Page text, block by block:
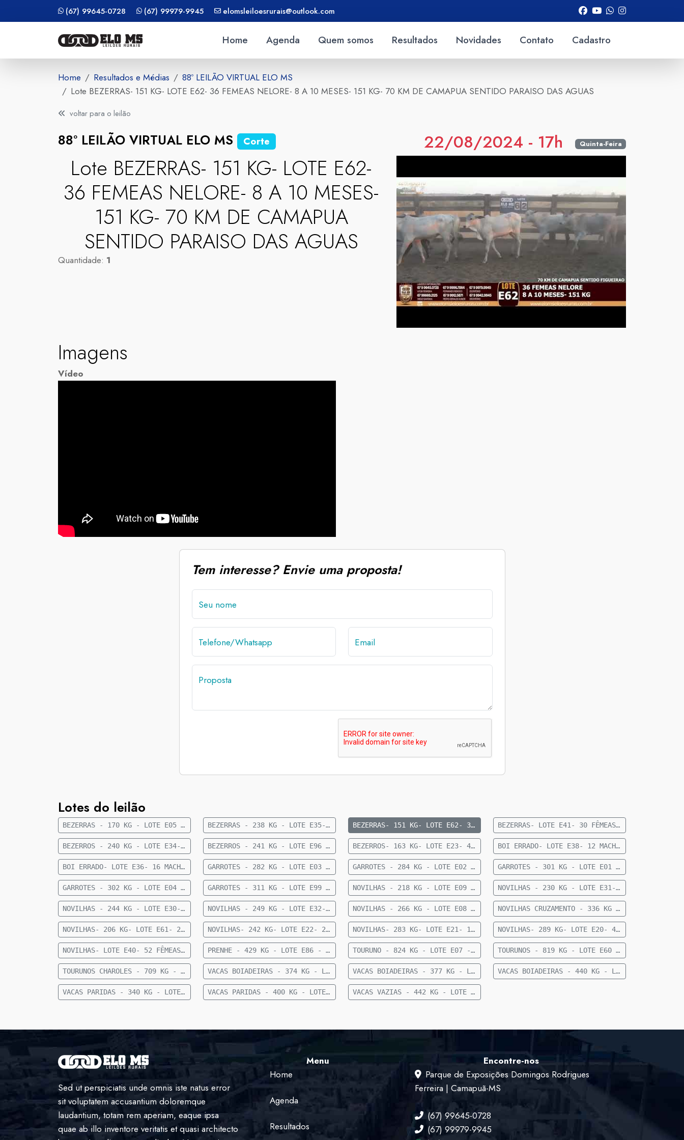
(67) 99645-0728 (67) 99979-9945 elomsleiloesrurais@outlook.com
Home Agenda Quem somos Resultados Novidades Contato Cadastro
Home Resultados e Médias
88º LEILÃO VIRTUAL ELO MS
Lote BEZERRAS- 151 KG- LOTE E62- 36 FEMEAS NELORE- 8 A 10 MESES- 151 KG- 70 KM DE CAMAPUA SENTIDO PARAISO DAS AGUAS
voltar para o leilão
88º LEILÃO VIRTUAL ELO MS Corte 22/08/2024 - 17h Quinta-Feira
Lote BEZERRAS- 151 KG- LOTE E62-
36 FEMEAS NELORE- 8 A 10 MESES-
151 KG- 70 KM DE CAMAPUA
SENTIDO PARAISO DAS AGUAS
Quantidade: 1
Imagens
Vídeo
Tem interesse? Envie uma proposta!
Seu nome
Telefone/Whatsapp Email
Proposta
Lotes do leilão
BEZERRAS - 170 KG - LOTE E05 - 41 FÊMEAS NELORE 8 A 10 MESES - 170 KG - 35 KM DE CAMAPUÃ BEZERRAS - 238 KG - LOTE E35- 24 FÊMEAS 1/2 CRUZAMENTO INDUSTRIAL 9 MESES- 238 KG- 56 KM DE FIGUEIRÃO BEZERRAS- 151 KG- LOTE E62- 36 FEMEAS NELORE- 8 A 10 MESES- 151 KG- 70 KM DE CAMAPUA SENTIDO PARAISO DAS AGUAS BEZERRAS- LOTE E41- 30 FÊMEAS NELORE 10 A 12 MESES- 192 KG- 84 KM DE CAMAPUÃ
BEZERROS - 240 KG - LOTE E34- 36 MACHOS 1/2 SANGUE CRUZAMENTO INDUSTRIAL 9 MESES- 240 KG- 56 KM DE FIGUEIRÃO BEZERROS - 241 KG - LOTE E96 - 36 MACHOS SENDO 11 ANGUS E 25 NELORE - 8 A 10 MESES - 241 KG - 77 KM DE CAMAPUÃ SENTIDO PARAÍSO DAS ÁGUAS BEZERROS- 163 KG- LOTE E23- 45 MACHOS NELORE- 8 A 10 MESES- 163 KG- 70 KM DE CAMAPUA SENTIDO PARAISO DAS AGUAS BOI ERRADO- LOTE E38- 12 MACHOS NELORE- 18 A 20 MESES- 615 KG - 27 KM DE CAMAPUÃ
BOI ERRADO- LOTE E36- 16 MACHOS NELORE- 18 A 20 MESES- 449 KG - 27 KM DE CAMAPUÃ GARROTES - 282 KG - LOTE E03 - 34 MACHOS CRUZADOS 15 MESES - 282 KG - 60 KM DE CAMAPUÃ GARROTES - 284 KG - LOTE E02 - 28 MACHOS NELORE 15 MESES - 284 KG - 60 KM DE CAMAPUÃ GARROTES - 301 KG - LOTE E01 - 64 MACHOS NELORE 15 MESES - 301 KG - 60 KM DE CAMAPUÃ
GARROTES - 302 KG - LOTE E04 - 27 MACHOS ANGUS 15 MESES - 302 KG - 60 KM DE CAMAPUÃ GARROTES - 311 KG - LOTE E99 - 37 MACHOS NELORE 15 A 20 MESES - 311 KG - 60 KM DE CAMAPUÃ NOVILHAS - 218 KG - LOTE E09 - 21 FÊMEAS ANELORADAS 12 A 15 MESES - 218 KG - 35 KM DE CAMAPUÃ NOVILHAS - 230 KG - LOTE E31- 26 FÊMEAS ANELORADAS 12 A 15 MESES- 230 KG- 73 KM DE CAMAPUÃ
NOVILHAS - 244 KG - LOTE E30- 23 FÊMEAS 1/2 CRUZAMENTO INDUSTRIAL 12 A 15 MESES- 244 KG- 73 KM DE CAMAPUÃ NOVILHAS - 249 KG - LOTE E32- 27 FÊMEAS ANELORADAS 12 A 15 MESES- 249 KG- 73 KM DE CAMAPUÃ NOVILHAS - 266 KG - LOTE E08 - 22 FÊMEAS NELORE 12 A 15 MESES - 266 KG - 43 KM DE CAMAPUÃ SENTIDO FIGUEIRÃO NOVILHAS CRUZAMENTO - 336 KG - LOTE E06 - 33 FÊMEAS MEIO SANGUE CHAROLÊS 12 A 15 MESES - 336 KG - 36KM DE CAMAPUÃ
NOVILHAS- 206 KG- LOTE E61- 22 FEMEAS NELORE- 12 A 15 MESES- 206 KG- 70 KM DE CAMAPUA SENTIDO FIGUEIRAO NOVILHAS- 242 KG- LOTE E22- 23 FEMEAS NELORE- 12 A 15 MESES- 242 KG- 70 KM DE CAMAPUA SENTIDO FIGUEIRAO NOVILHAS- 283 KG- LOTE E21- 10 FEMEAS CRUZADAS- 12 A 15 MESES- 283 KG- 70 KM DE CAMAPUA SENTIDO PARAISO DAS AGUAS NOVILHAS- 289 KG- LOTE E20- 40 FEMEAS NELORE- 18 A 24 MESES- 289 KG- 70 KM DE CAMAPUA SENTIDO FIGUEIRAO
NOVILHAS- LOTE E40- 52 FÊMEAS NELORE 15 MESES- 255 KG- 84 KM DE CAMAPUÃ PRENHE - 429 KG - LOTE E86 - 18 FÊMEAS NELORE PRENHE (TERÇO FINAL) - 429 KG - 50 KM DE CAMAPUÃ SENTIDO PARAISO DAS AGUAS TOURUNO - 824 KG - LOTE E07 - 1 TOURUNO NELORE - 824 KG - 35 KM DE CAMAPUÃ TOURUNOS - 819 KG - LOTE E60 - 5 TOURUNOS NELORE - 819 KG - 36 KM DE CAMAPUÃ
TOURUNOS CHAROLES - 709 KG - LOTE E80 - 3 TOURUNOS CHAROLÊS - 709 KG - 36 KM DE CAMAPUÃ VACAS BOIADEIRAS - 374 KG - LOTE E92 - 30 VACAS BOIADEIRAS NELORE - 374 KG - 50 KM DE CAMAPUÃ SENTIDO PARAÍSO VACAS BOIADEIRAS - 377 KG - LOTE E83 - 11 VACAS BOIADEIRA NELORE SEM DG - 377 KG - 28 KM DE CAMAPUÃ VACAS BOIADEIRAS - 440 KG - LOTE E93 - 27 VACAS BOIADEIRAS NELORE - 440KG - 50 KM DE CAMAPUÃ SENTIDO PARAÍSO
VACAS PARIDAS - 340 KG - LOTE E88 - 21 VACAS PARIDAS (11 MACHOS E 10 FÊMEAS) - 340 KG - 28 KM DE CAMAPUÃ SENTIDO SÃO PEDRO VACAS PARIDAS - 400 KG - LOTE E89 - 7 VACAS PARIDAS (4 MACHOS E 3 FÊMEAS) - 400 KG - 50 KM DE CAMAPUÃ SENTIDO PARAISO VACAS VAZIAS - 442 KG - LOTE E82 - 20 VACAS VAZIAS - 442 KG - 63 KM DE CAMAPUÃ SENTIDO PARAÍSO
Sed ut perspiciatis unde omnis iste natus error
sit voluptatem accusantium doloremque
laudantium, totam rem aperiam, eaque ipsa
quae ab illo inventore veritatis et quasi architecto
Menu
Home
Agenda
Resultados
Encontre-nos
Parque de Exposições Domingos Rodrigues
Ferreira | Camapuã-MS
(67) 99645-0728
(67) 99979-9945